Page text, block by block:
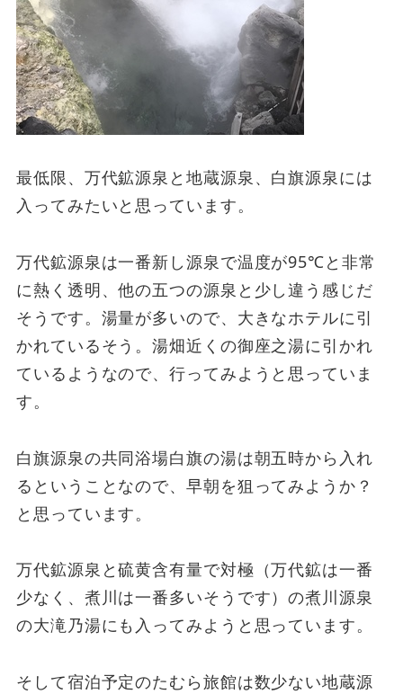
最低限、万代鉱源泉と地蔵源泉、白旗源泉には
入ってみたいと思っています。
万代鉱源泉は一番新し源泉で温度が95℃と非常
に熱く透明、他の五つの源泉と少し違う感じだ
そうです。湯量が多いので、大きなホテルに引
かれているそう。湯畑近くの御座之湯に引かれ
ているようなので、行ってみようと思っていま
す。
白旗源泉の共同浴場白旗の湯は朝五時から入れ
るということなので、早朝を狙ってみようか？
と思っています。
万代鉱源泉と硫黄含有量で対極（万代鉱は一番
少なく、煮川は一番多いそうです）の煮川源泉
の大滝乃湯にも入ってみようと思っています。
そして宿泊予定のたむら旅館は数少ない地蔵源